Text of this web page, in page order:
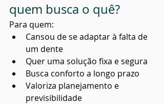
quem busca o quê?
Para quem:
Cansou de se adaptar à falta de
um dente
Quer uma solução fixa e segura
Busca conforto a longo prazo
Valoriza planejamento e
previsibilidade